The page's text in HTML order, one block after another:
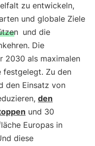
zu entwickeln,
und globale Ziele
und die
Die
2030 als maximalen
festgelegt. Zu den
den Einsatz von
den
und 30
Europas in
diese